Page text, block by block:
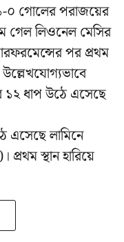
১-০ গোলের পরাজয়ের
গেল লিওনেল মেসির
পর প্রথম
১২ ধাপ উঠে এসেছে
এসেছে লামিনে
স্থান হারিয়ে